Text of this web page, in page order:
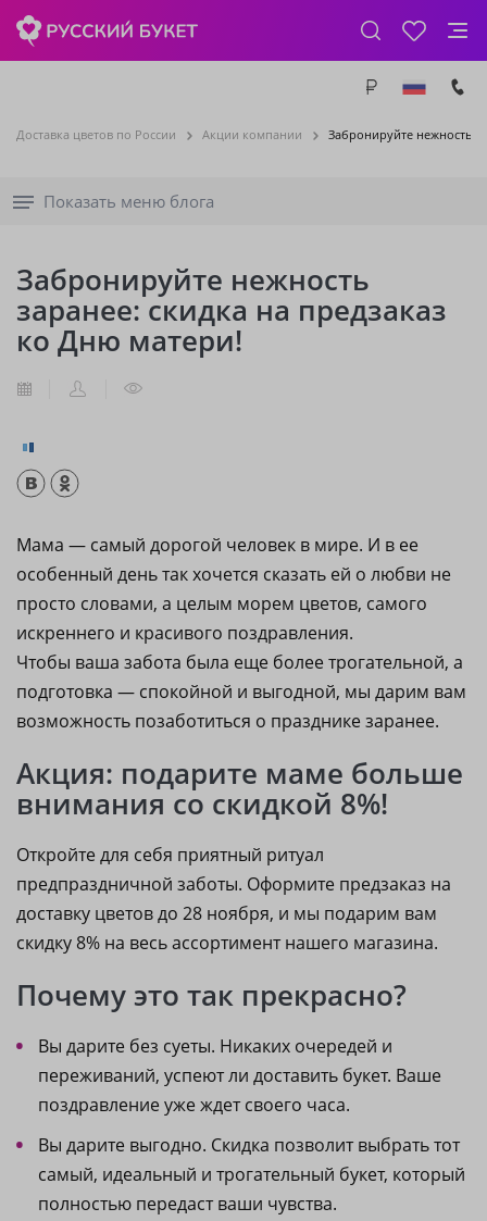
Доставка цветов по России Акции компании Забронируйте нежность
Показать меню блога
Забронируйте нежность
заранее: скидка на предзаказ
ко Дню матери!
Мама — самый дорогой человек в мире. И в ее
особенный день так хочется сказать ей о любви не
просто словами, а целым морем цветов, самого
искреннего и красивого поздравления.
Чтобы ваша забота была еще более трогательной, а
подготовка — спокойной и выгодной, мы дарим вам
возможность позаботиться о празднике заранее.
Акция: подарите маме больше
внимания со скидкой 8%!
Откройте для себя приятный ритуал
предпраздничной заботы. Оформите предзаказ на
доставку цветов до 28 ноября, и мы подарим вам
скидку 8% на весь ассортимент нашего магазина.
Почему это так прекрасно?
Вы дарите без суеты. Никаких очередей и
переживаний, успеют ли доставить букет. Ваше
поздравление уже ждет своего часа.
Вы дарите выгодно. Скидка позволит выбрать тот
самый, идеальный и трогательный букет, который
полностью передаст ваши чувства.